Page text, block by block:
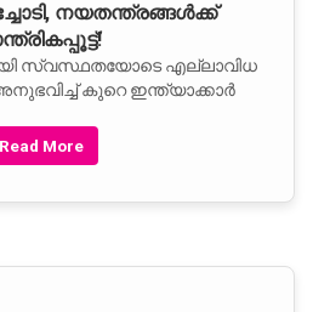
നയതന്ത്രങ്ങള്‍ക്ക്
സ്വസ്ഥതയോടെ എല്ലാവിധ
കുറെ ഇന്ത്യാക്കാര്‍
Read More